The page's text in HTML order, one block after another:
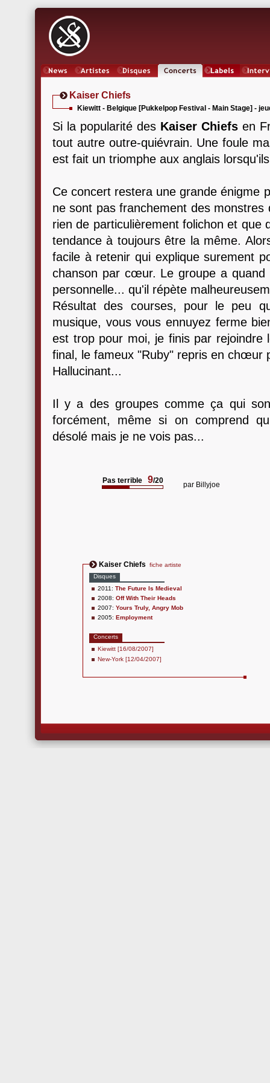
Kaiser Chiefs
Kiewitt - Belgique [Pukkelpop Festival - Main Stage] -
Si la popularité des Kaiser Chiefs en
tout autre outre-quiévrain. Une foule
est fait un triomphe aux anglais
Ce concert restera une grande énigme
ne sont pas franchement des
rien de particulièrement folichon et que
tendance à toujours être la même.
facile à retenir qui explique surement
chanson par cœur. Le groupe a
personnelle... qu'il répète
Résultat des courses, pour le peu
musique, vous vous ennuyez ferme
est trop pour moi, je finis par rejoindre
final, le fameux "Ruby" repris en chœur
Hallucinant...
Il y a des groupes comme ça qui
forcément, même si on comprend
désolé mais je ne vois pas...
Pas terrible 9/20 par Billyjoe
Kaiser Chiefs
fiche artiste
Disques
2011: The Future Is Medieval
2008: Off With Their Heads
2007: Yours Truly, Angry Mob
2005: Employment
Concerts
Kiewitt [16/08/2007]
New-York [12/04/2007]